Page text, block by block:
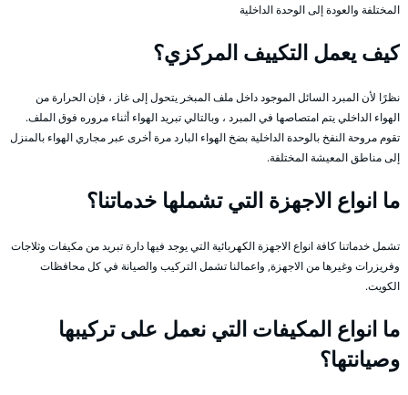
المختلفة والعودة إلى الوحدة الداخلية
كيف يعمل التكييف المركزي؟
نظرًا لأن المبرد السائل الموجود داخل ملف المبخر يتحول إلى غاز ، فإن الحرارة من
الهواء الداخلي يتم امتصاصها في المبرد ، وبالتالي تبريد الهواء أثناء مروره فوق الملف.
تقوم مروحة النفخ بالوحدة الداخلية بضخ الهواء البارد مرة أخرى عبر مجاري الهواء بالمنزل
إلى مناطق المعيشة المختلفة.
ما انواع الاجهزة التي تشملها خدماتنا؟
تشمل خدماتنا كافة انواع الاجهزة الكهربائية التي يوجد فيها دارة تبريد من مكيفات وثلاجات
وفريزرات وغيرها من الاجهزة, واعمالنا تشمل التركيب والصيانة في كل محافظات
الكويت.
ما انواع المكيفات التي نعمل على تركيبها
وصيانتها؟